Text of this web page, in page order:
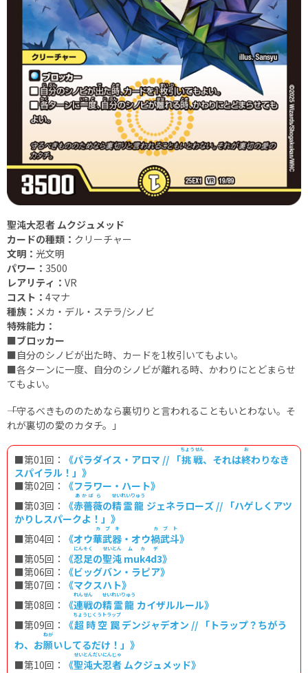
聖沌大忍者 ムクジュメッド
カードの種類： クリーチャー
文明： 光文明
パワー： 3500
レアリティ： VR
コスト： 4マナ
種族： メカ・デル・ステラ/シノビ
特殊能力：
■ブロッカー
■自分のシノビが出た時、カードを1枚引いてもよい。
■各ターンに一度、自分のシノビが離れる時、かわりにとどまらせ
てもよい。
――「守るべきもののためなら裏切りと言われることもいとわない。そ
れが裏切の愛のカタチ。」
■第01回： 《パラダイス・アロマ // 「挑戦
ちょうせん
、それは終
お
わりなき
スパイラル！」》
■第02回：
《フラワー・ハート》
■第03回：
《赤薔薇
あかばら
の精霊龍
せいれいりゅう
ジェネラローズ // 「ハゲしくアツ
かりしスパークよ！」》
■第04回：
《オウ華武器
カブキ
・オウ禍武斗
カブト
》
■第05回：
《忍足
にんそく
の聖沌
せいとん
muk4d3
ムカデ
》
■第06回：
《ビッグバン・ラピア》
■第07回：
《マクスハト》
■第08回：
《連戦
れんせん
の精霊龍
せいれいりゅう
カイザルルール》
■第09回：
《超時空罠
ちょうじくうトラップ
デンジャデオン // 「トラップ？ちがう
わ、お願
ねが
いしてるだけ！」》
■第10回：
《聖沌大忍者
せいとんだいにんじゃ
ムクジュメッド》